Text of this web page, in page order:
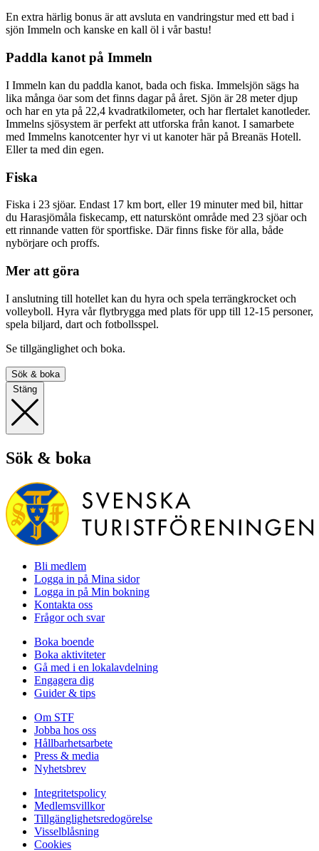
En extra härlig bonus är att avsluta en vandringstur med ett bad i
sjön Immeln och kanske en kall öl i vår bastu!
Paddla kanot på Immeln
I Immeln kan du paddla kanot, bada och fiska. Immelsjön sägs ha
lika många öar som det finns dagar på året. Sjön är 28 meter djup
och har en yta på 22,4 kvadratkilometer, och har flertalet kanotleder.
Immelns sjösystem är perfekt att utforska från kanot. I samarbete
med Immelns kanotcenter hyr vi ut kanoter här på Breanäs Hotell.
Eller ta med din egen.
Fiska
Fiska i 23 sjöar. Endast 17 km bort, eller 19 minuter med bil, hittar
du Harasjömåla fiskecamp, ett naturskönt område med 23 sjöar och
ett rinnande vatten för sportfiske. Där finns fiske för alla, både
nybörjare och proffs.
Mer att göra
I anslutning till hotellet kan du hyra och spela terrängkrocket och
volleyboll. Hyra vår flytbrygga med plats för upp till 12-15 personer,
spela biljard, dart och fotbollsspel.
Se tillgänglighet och boka.
Sök & boka
Stäng
Sök & boka
Bli medlem
Logga in på Mina sidor
Logga in på Min bokning
Kontakta oss
Frågor och svar
Boka boende
Boka aktiviteter
Gå med i en lokalavdelning
Engagera dig
Guider & tips
Om STF
Jobba hos oss
Hållbarhetsarbete
Press & media
Nyhetsbrev
Integritetspolicy
Medlemsvillkor
Tillgänglighetsredogörelse
Visselblåsning
Cookies